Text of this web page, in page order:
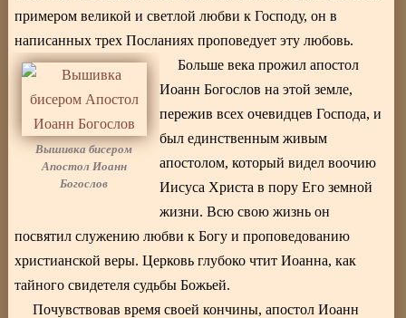
примером великой и светлой любви к Господу, он в
написанных трех Посланиях проповедует эту любовь.
Вышивка бисером
Апостол Иоанн
Богослов
Больше века прожил апостол
Иоанн Богослов на этой земле,
пережив всех очевидцев Господа, и
был единственным живым
апостолом, который видел воочию
Иисуса Христа в пору Его земной
жизни. Всю свою жизнь он
посвятил служению любви к Богу и проповедованию
христианской веры. Церковь глубоко чтит Иоанна, как
тайного свидетеля судьбы Божьей.
Почувствовав время своей кончины, апостол Иоанн